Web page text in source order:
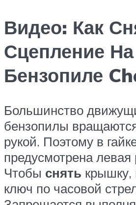
Видео: Как
Сцепление На
Бензопиле
Большинство
бензопилы
рукой. Поэтому в
предусмотрена левая
Чтобы снять крышку,
ключ по часовой